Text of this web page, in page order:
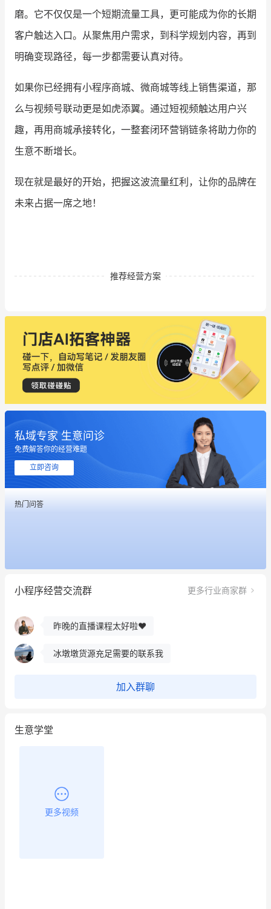
磨。它不仅仅是一个短期流量工具，更可能成为你的长期
客户触达入口。从聚焦用户需求，到科学规划内容，再到
明确变现路径，每一步都需要认真对待。
如果你已经拥有小程序商城、微商城等线上销售渠道，那
么与视频号联动更是如虎添翼。通过短视频触达用户兴
趣，再用商城承接转化，一整套闭环营销链条将助力你的
生意不断增长。
现在就是最好的开始，把握这波流量红利，让你的品牌在
未来占据一席之地！
推荐经营方案
私域专家 生意问诊
免费解答你的经营难题
立即咨询
热门问答
小程序经营交流群 更多行业商家群
用有赞就能在微信、小红书同时经营了
餐饮也得靠私域和服务提高竞争力
昨晚的直播课程太好啦❤️
冰墩墩货源充足需要的联系我
加入群聊
生意学堂
更多视频